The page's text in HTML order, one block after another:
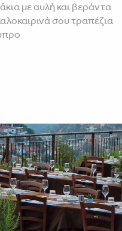
με αυλή και βεράντα
σου τραπέζια